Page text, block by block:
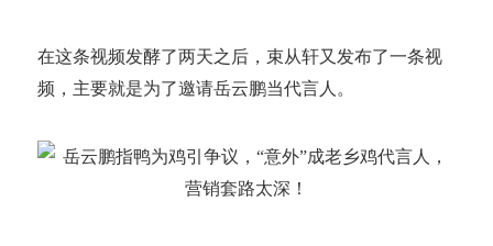
在这条视频发酵了两天之后，束从轩又发布了一条视
频，主要就是为了邀请岳云鹏当代言人。